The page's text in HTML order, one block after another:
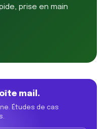
prise en main
mail.
Études de cas